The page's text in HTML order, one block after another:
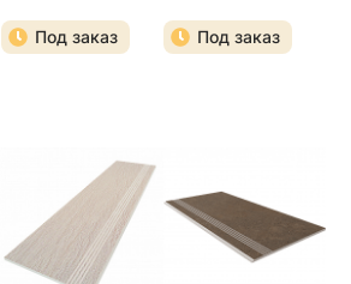
Под заказ Под заказ